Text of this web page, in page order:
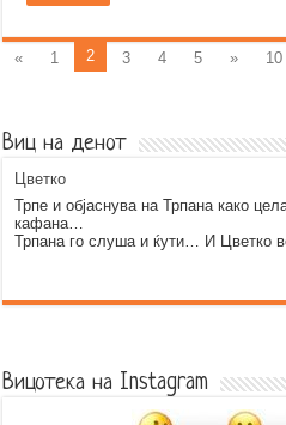
« 1 2 3 4 5 » 10
Виц на денот
Цветко
Трпе и објаснува на Трпана како
кафана…
Трпана го слуша и ќути… И Цветко
Вицотека на Instagram